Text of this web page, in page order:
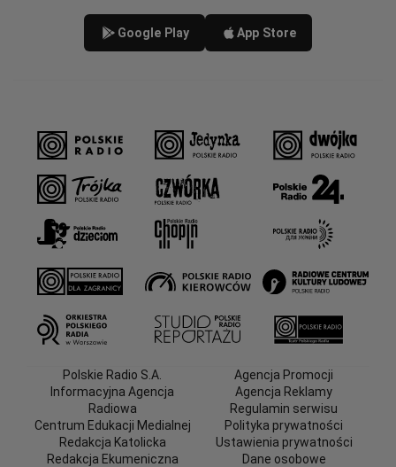
Google Play App Store
Polskie Radio S.A.
Informacyjna Agencja
Radiowa
Centrum Edukacji Medialnej
Redakcja Katolicka
Redakcja Ekumeniczna
Agencja Promocji
Agencja Reklamy
Regulamin serwisu
Polityka prywatności
Ustawienia prywatności
Dane osobowe